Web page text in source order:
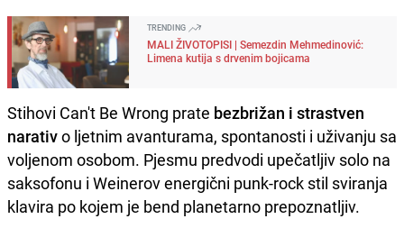
TRENDING
MALI ŽIVOTOPISI | Semezdin Mehmedinović:
Limena kutija s drvenim bojicama
Stihovi Can't Be Wrong prate bezbrižan i strastven
narativo ljetnim avanturama, spontanosti i uživanju sa
voljenom osobom. Pjesmu predvodi upečatljiv solo na
saksofonu i Weinerov energični punk-rock stil sviranja
klavira po kojem je bend planetarno prepoznatljiv.